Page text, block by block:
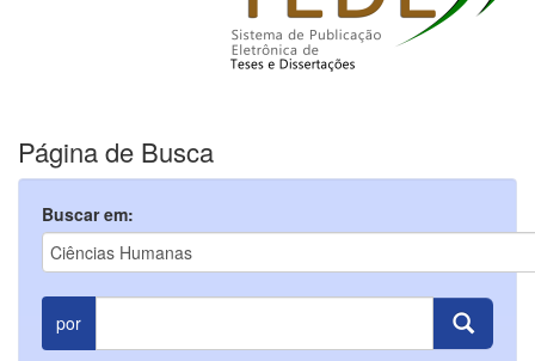
Página de Busca
Buscar em:
por